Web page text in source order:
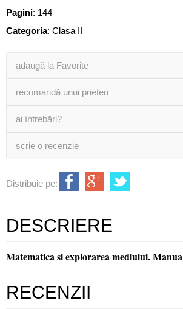
Pagini: 144
Categoria: Clasa II
adaugă la Favorite
recomandă unui prieten
ai întrebări?
scrie o recenzie
Distribuie pe:
DESCRIERE
Matematica si explorarea mediului.
RECENZII